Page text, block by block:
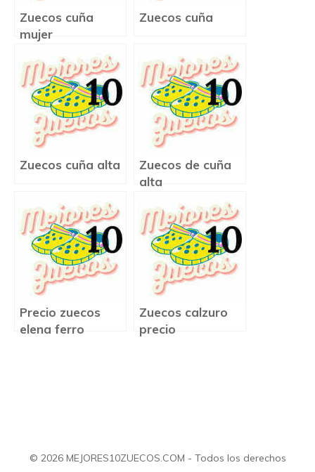
Zuecos cuña
mujer
Zuecos cuña
Zuecos cuña alta
Zuecos de cuña
alta
Precio zuecos
elena ferro
Zuecos calzuro
precio
© 2026 MEJORES10ZUECOS.COM - Todos los derechos